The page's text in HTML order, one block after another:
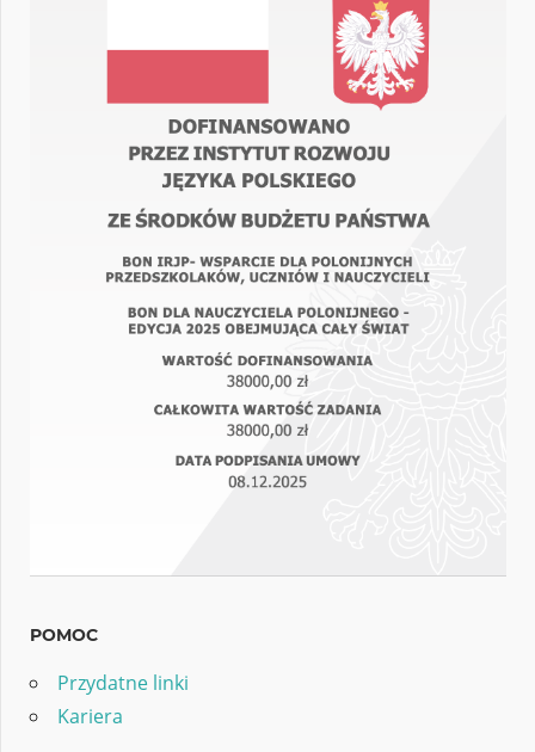
POMOC
Przydatne linki
Kariera